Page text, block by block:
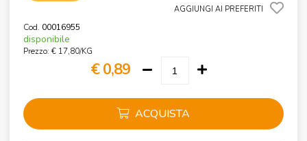
AGGIUNGI AI PREFERITI
Cod. 00016955
disponibile
Prezzo: € 17,80/KG
€ 0,89
ACQUISTA